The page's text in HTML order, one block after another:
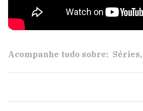
Acompanhe tudo sobre: Séries